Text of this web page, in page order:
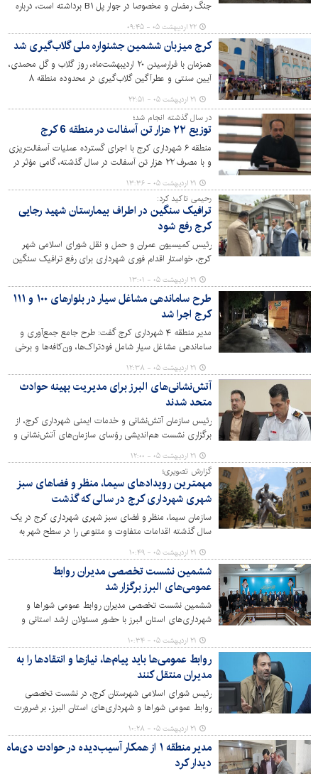
جنگ رمضان و مخصوصا در جوار پل B۱ برداشته است، درباره
تجربیاتش به عنوان یک عکاس زن و همدلیِ شگفت‌انگیز
مردم در دوران بحران سخن گفت.
۲۲ اردیبهشت ۰۵ - ۰۹:۴۵
کرج میزبان ششمین جشنواره ملی گلاب‌گیری شد
همزمان با فرارسیدن ۲۰ اردیبهشت‌ماه، روز گلاب و گل محمدی،
آیین سنتی و عطرآگین گلاب‌گیری در محدوده منطقه ۸
شهرداری کرج برگزار می‌شود.
۲۱ اردیبهشت ۰۵ - ۲۲:۵۱
در سال گذشته انجام شد؛
توزیع ۲۲ هزار تن آسفالت در منطقه 6 کرج
منطقه ۶ شهرداری کرج با اجرای گسترده عملیات آسفالت‌ریزی
و با مصرف ۲۲ هزار تن آسفالت در سال گذشته، گامی مؤثر در
راستای ساماندهی، نوسازی و ارتقای کیفیت معابر شهری
برداشته است. این اقدامات با اولویت‌بندی محلات کم‌برخوردار
و با هدف افزایش رضایتمندی شهروندان صورت گرفته و
نشان‌دهنده تعهد مدیریت شهری به بهبود زیرساخت‌های
عمرانی منطقه است.
۲۱ اردیبهشت ۰۵ - ۱۳:۳۶
رحیمی تاکید کرد:
ترافیک سنگین در اطراف بیمارستان شهید رجایی
کرج رفع شود
رئیس کمیسیون عمران و حمل و نقل شورای اسلامی شهر
کرج، خواستار اقدام فوری شهرداری برای رفع ترافیک سنگین
در اطراف بیمارستان شهید رجایی کرج شد و باز تعریف ایستگاه
متروی المهدی را مورد تاکید قرار داد.
۲۱ اردیبهشت ۰۵ - ۱۳:۰۱
طرح ساماندهی مشاغل سیار در بلوارهای ۱۰۰ و ۱۱۱
کرج اجرا شد
مدیر منطقه ۴ شهرداری کرج گفت: طرح جامع جمع‌آوری و
ساماندهی مشاغل سیار شامل فودتراک‌ها، ون‌کافه‌ها و برخی
واحدهای خدماتی سیار در بلوارهای ۱۰۰ و ۱۱۱ به اجرا درآمد.
۲۱ اردیبهشت ۰۵ - ۱۲:۳۸
آتش‌نشانی‌های البرز برای مدیریت بهینه حوادث
متحد شدند
رئیس سازمان آتش‌نشانی و خدمات ایمنی شهرداری کرج، از
برگزاری نشست هم‌اندیشی رؤسای سازمان‌های آتش‌نشانی و
خدمات ایمنی شهرهای استان البرز با محوریت تقویت
هماهنگی‌های عملیاتی، تشکیل کارگروه‌های تخصصی و بررسی
چالش‌های نیروی انسانی، به میزبانی سازمان آتش‌نشانی
مشکین‌دشت خبر داد.
۲۱ اردیبهشت ۰۵ - ۱۲:۰۰
گزارش تصویری؛
مهمترین رویدادهای سیما، منظر و فضاهای سبز
شهری شهرداری کرج در سالی که گذشت
سازمان سیما، منظر و فضای سبز شهری شهرداری کرج در یک
سال گذشته اقدامات متفاوت و متنوعی را در سطح شهر به
انجام رسانده است.
۲۱ اردیبهشت ۰۵ - ۱۰:۴۹
ششمین نشست تخصصی مدیران روابط
عمومی‌های البرز برگزار شد
ششمین نشست تخصصی مدیران روابط عمومی شوراها و
شهرداری‌های استان البرز با حضور مسئولان ارشد استانی و
شهری به میزبانی شورای اسلامی شهرستان کرج برگزار شد.
۲۱ اردیبهشت ۰۵ - ۱۰:۳۴
روابط عمومی‌ها باید پیام‌ها، نیازها و انتقادها را به
مدیران منتقل کنند
رئیس شورای اسلامی شهرستان کرج، در نشست تخصصی
روابط عمومی شوراها و شهرداری‌های استان البرز، بر ضرورت
تعامل دوسویه روابط عمومی‌ها با مردم و پوشش واقعی نیازها
و انتقادات شهروندان تأکید کرد.
۲۱ اردیبهشت ۰۵ - ۱۰:۲۸
مدیر منطقه ۱ از همکار آسیب‌دیده در حوادث دی‌ماه
دیدار کرد